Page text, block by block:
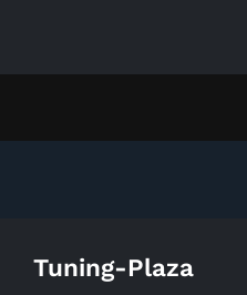
Tuning-Plaza